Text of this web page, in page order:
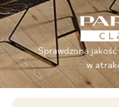
DLA
Sprawdzona
w